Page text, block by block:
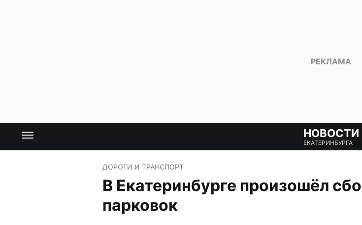
НОВОСТИ
ЕКАТЕРИНБУРГА
ДОРОГИ И ТРАНСПОРТ
В Екатеринбурге произошёл
парковок